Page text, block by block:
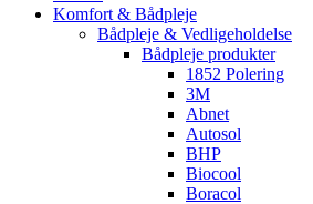
Komfort & Bådpleje
Bådpleje & Vedligeholdelse
Bådpleje produkter
1852 Polering
3M
Abnet
Autosol
BHP
Biocool
Boracol